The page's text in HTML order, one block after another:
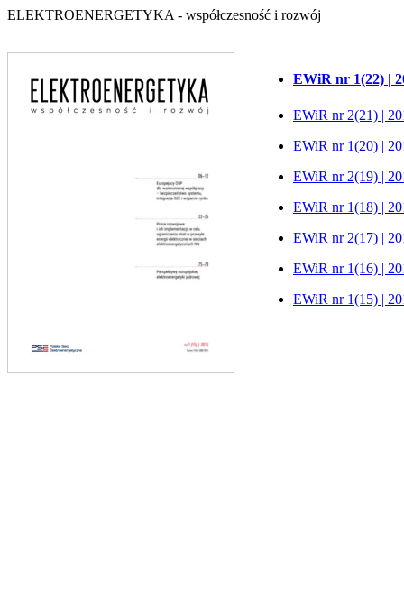
ELEKTROENERGETYKA - współczesność i rozwój
EWiR nr 1(22) |
EWiR nr 2(21) |
EWiR nr 1(20) |
EWiR nr 2(19) |
EWiR nr 1(18) |
EWiR nr 2(17) |
EWiR nr 1(16) |
EWiR nr 1(15) |